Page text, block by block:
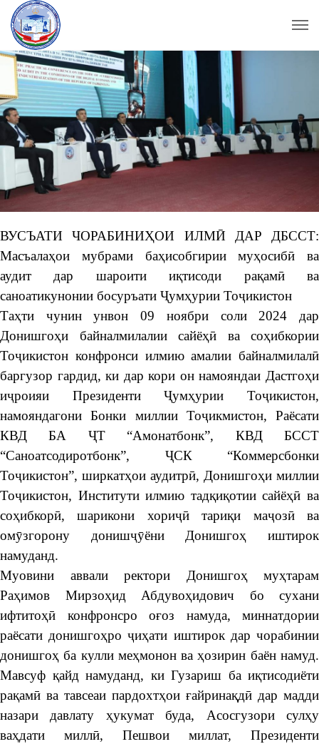
ВУСЪАТИ ЧОРАБИНИҲОИ ИЛМӢ ДАР ДБССТ:
Масъалаҳои мубрами баҳисобгирии муҳосибӣ ва
аудит дар шароити иқтисоди рақамӣ ва
саноатикунонии босуръати Ҷумҳурии Тоҷикистон
Таҳти чунин унвон 09 ноябри соли 2024 дар
Донишгоҳи байналмилалии сайёҳӣ ва соҳибкории
Тоҷикистон конфронси илмию амалии байналмилалӣ
баргузор гардид, ки дар кори он намояндаи Дастгоҳи
иҷроияи Президенти Ҷумҳурии Тоҷикистон,
намояндагони Бонки миллии Тоҷикмистон, Раёсати
КВД БА ҶТ “Амонатбонк”, КВД БССТ
“Саноатсодиротбонк”, ҶСК “Коммерсбонки
Тоҷикистон”, ширкатҳои аудитрӣ, Донишгоҳи миллии
Тоҷикистон, Институти илмию тадқиқотии сайёҳӣ ва
соҳибкорӣ, шарикони хориҷӣ тариқи маҷозӣ ва
омӯзгорону донишҷӯёни Донишгоҳ иштирок
намуданд.
Муовини аввали ректори Донишгоҳ муҳтарам
Раҳимов Мирзоҳид Абдувоҳидович бо сухани
ифтитоҳӣ конфронсро оғоз намуда, миннатдории
раёсати донишгоҳро ҷиҳати иштирок дар чорабинии
донишгоҳ ба кулли меҳмонон ва ҳозирин баён намуд.
Мавсуф қайд намуданд, ки Гузариш ба иқтисодиёти
рақамӣ ва тавсеаи пардохтҳои ғайринақдӣ дар мадди
назари давлату ҳукумат буда, Асосгузори сулҳу
ваҳдати миллӣ, Пешвои миллат, Президенти